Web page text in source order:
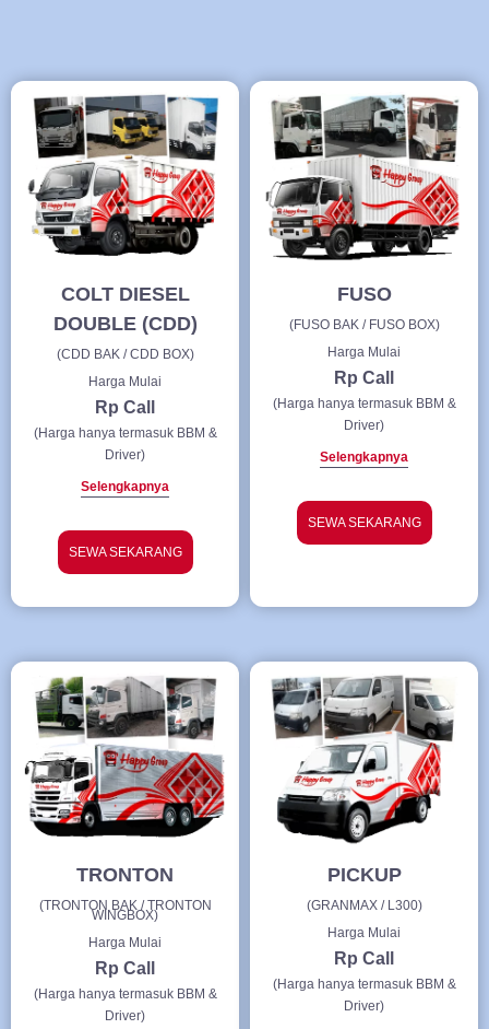
COLT DIESEL
DOUBLE (CDD)
(CDD BAK / CDD BOX)
Harga Mulai
Rp Call
(Harga hanya termasuk BBM &
Driver)
Selengkapnya
SEWA SEKARANG
FUSO
(FUSO BAK / FUSO BOX)
Harga Mulai
Rp Call
(Harga hanya termasuk BBM &
Driver)
Selengkapnya
SEWA SEKARANG
TRONTON
(TRONTON BAK / TRONTON
WINGBOX)
Harga Mulai
Rp Call
(Harga hanya termasuk BBM &
Driver)
PICKUP
(GRANMAX / L300)
Harga Mulai
Rp Call
(Harga hanya termasuk BBM &
Driver)